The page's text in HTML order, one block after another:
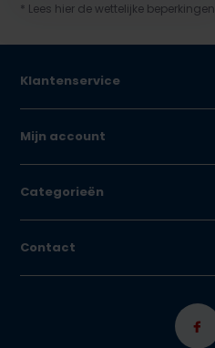
* Lees hier de wettelijke beperkingen
Klantenservice
Mijn account
Categorieën
Contact